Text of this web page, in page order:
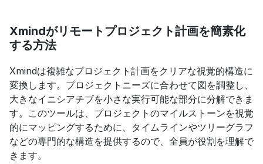
Xmindがリモートプロジェクト計画を簡素化
する方法
Xmindは複雑なプロジェクト計画をクリアな視覚的構造に
変換します。プロジェクトニーズに合わせて図を調整し、
大きなイニシアチブを小さな実行可能な部分に分解できま
す。このツールは、プロジェクトのマイルストーンを視覚
的にマッピングするために、タイムラインやツリーグラフ
などの専門的な構造を提供するので、全員が役割を理解で
きます。